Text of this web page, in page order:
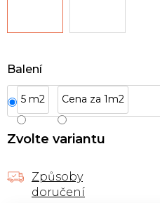
Balení
5 m2 Cena za 1m2
Zvolte variantu
Způsoby
doručení